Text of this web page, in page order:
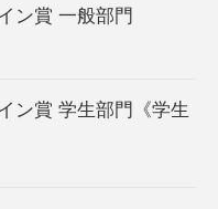
ン賞 一般部門
ン賞 学生部門《学生